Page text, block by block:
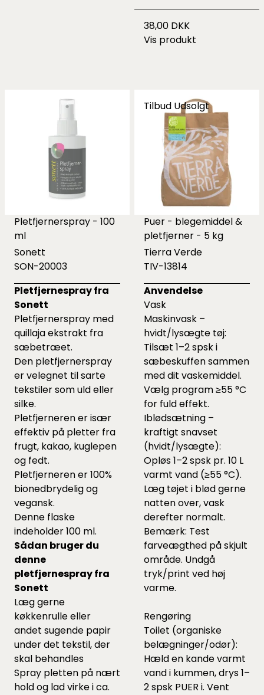
38,00 DKK
Vis produkt
Pletfjernerspray - 100
ml
Sonett
SON-20003
Pletfjernespray fra
Sonett
Pletfjernerspray med
quillaja ekstrakt fra
sæbetræet.
Den pletfjernerspray
er velegnet til sarte
tekstiler som uld eller
silke.
Pletfjerneren er især
effektiv på pletter fra
frugt, kakao, kuglepen
og fedt.
Pletfjerneren er 100%
bionedbrydelig og
vegansk.
Denne flaske
indeholder 100 ml.
Sådan bruger du
denne
pletfjernespray fra
Sonett
Læg gerne
køkkenrulle eller
andet sugende papir
under det tekstil, der
skal behandles
Spray pletten på nært
hold og lad virke i ca.
Tilbud Udsolgt
Puer - blegemiddel &
pletfjerner - 5 kg
Tierra Verde
TIV-13814
Anvendelse
Vask
Maskinvask –
hvidt/lysægte tøj:
Tilsæt 1–2 spsk i
sæbeskuffen sammen
med dit vaskemiddel.
Vælg program ≥55 °C
for fuld effekt.
Iblødsætning –
kraftigt snavset
(hvidt/lysægte):
Opløs 1–2 spsk pr. 10 L
varmt vand (≥55 °C).
Læg tøjet i blød gerne
natten over, vask
derefter normalt.
Bemærk: Test
farveægthed på skjult
område. Undgå
tryk/print ved høj
varme.
Rengøring
Toilet (organiske
belægninger/odør):
Hæld en kande varmt
vand i kummen, drys 1–
2 spsk PUER i. Vent